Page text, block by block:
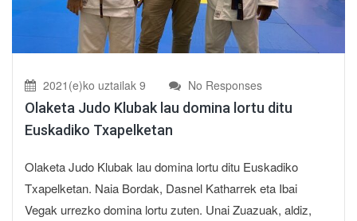
2021(e)ko uztailak 9 No Responses
Olaketa Judo Klubak lau domina lortu ditu
Euskadiko Txapelketan
Olaketa Judo Klubak lau domina lortu ditu Euskadiko
Txapelketan. Naia Bordak, Dasnel Katharrek eta Ibai
Vegak urrezko domina lortu zuten. Unai Zuazuak, aldiz,